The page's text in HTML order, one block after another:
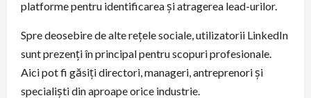
platforme pentru identificarea și atragerea lead-urilor.
Spre deosebire de alte rețele sociale, utilizatorii LinkedIn
sunt prezenți în principal pentru scopuri profesionale.
Aici pot fi găsiți directori, manageri, antreprenori și
specialiști din aproape orice industrie.